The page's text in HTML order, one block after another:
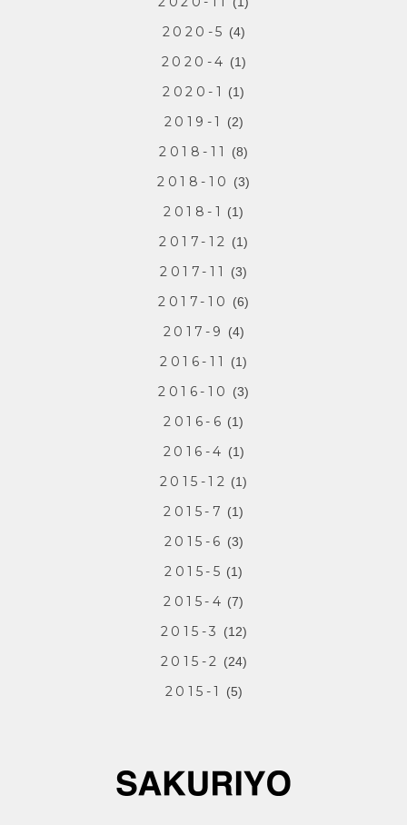
2020-5 (4)
2020-4 (1)
2020-1 (1)
2019-1 (2)
2018-11 (8)
2018-10 (3)
2018-1 (1)
2017-12 (1)
2017-11 (3)
2017-10 (6)
2017-9 (4)
2016-11 (1)
2016-10 (3)
2016-6 (1)
2016-4 (1)
2015-12 (1)
2015-7 (1)
2015-6 (3)
2015-5 (1)
2015-4 (7)
2015-3 (12)
2015-2 (24)
2015-1 (5)